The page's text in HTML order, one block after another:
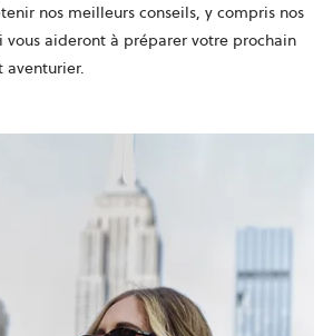
nos meilleurs conseils, y compris nos
vous aideront à préparer votre prochain
aventurier.